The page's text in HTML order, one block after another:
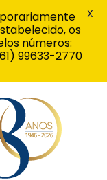
os
números:
99633-2770
X